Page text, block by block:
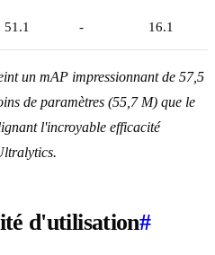
51.1 - 16.1
un mAP impressionnant de 57,5
de paramètres (55,7 M) que le
l'incroyable efficacité
d'utilisation#